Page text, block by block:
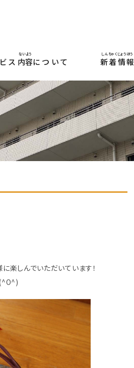
ス 内容
ないよう
について 新着情報
しんちゃくじょうほう
楽しんでいただいています！